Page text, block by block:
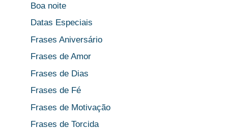
Boa noite
Datas Especiais
Frases Aniversário
Frases de Amor
Frases de Dias
Frases de Fé
Frases de Motivação
Frases de Torcida